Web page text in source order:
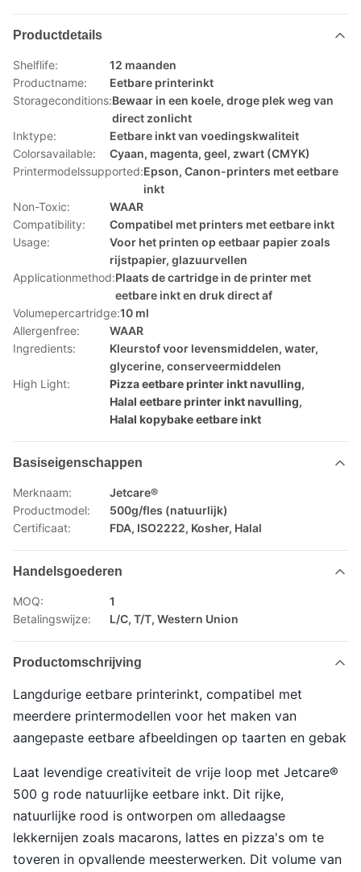
Productdetails
Shelflife:
12 maanden
Productname:
Eetbare printerinkt
Storageconditions:Bewaar in een koele, droge plek weg van
direct zonlicht
Inktype:
Eetbare inkt van voedingskwaliteit
Colorsavailable:
Cyaan, magenta, geel, zwart (CMYK)
Printermodelssupported:Epson, Canon-printers met eetbare
inkt
Non-Toxic:
WAAR
Compatibility:
Compatibel met printers met eetbare inkt
Usage:
Voor het printen op eetbaar papier zoals
rijstpapier, glazuurvellen
Applicationmethod:Plaats de cartridge in de printer met
eetbare inkt en druk direct af
Volumepercartridge:10 ml
Allergenfree:
WAAR
Ingredients:
Kleurstof voor levensmiddelen, water,
glycerine, conserveermiddelen
High Light:
Pizza eetbare printer inkt navulling,
Halal eetbare printer inkt navulling,
Halal kopybake eetbare inkt
Basiseigenschappen
Merknaam:
Jetcare®
Productmodel:
500g/fles (natuurlijk)
Certificaat:
FDA, ISO2222, Kosher, Halal
Handelsgoederen
MOQ:
1
Betalingswijze:
L/C, T/T, Western Union
Productomschrijving
Langdurige eetbare printerinkt, compatibel met
meerdere printermodellen voor het maken van
aangepaste eetbare afbeeldingen op taarten en gebak
Laat levendige creativiteit de vrije loop met Jetcare®
500 g rode natuurlijke eetbare inkt. Dit rijke,
natuurlijke rood is ontworpen om alledaagse
lekkernijen zoals macarons, lattes en pizza's om te
toveren in opvallende meesterwerken. Dit volume van